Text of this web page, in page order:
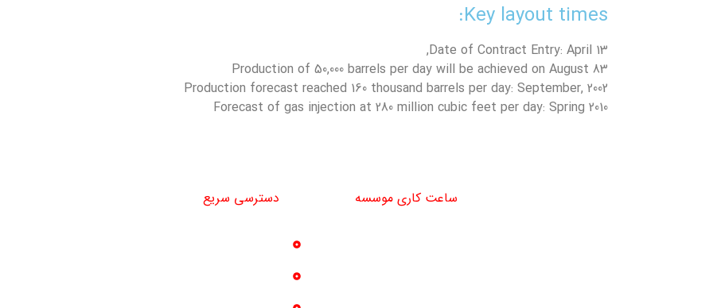
Key layout times:
Date of Contract Entry: April 13,
Production of 50,000 barrels per day will be achieved on August 83
Production forecast reached 160 thousand barrels per day: September, 2002
Forecast of gas injection at 280 million cubic feet per day: Spring 2010
ساعت کاری موسسه دسترسی سریع